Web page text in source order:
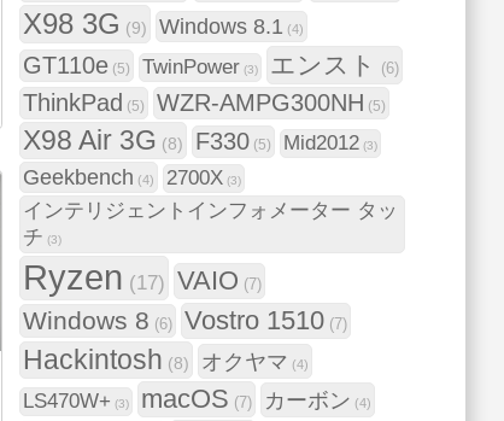
X98 3G (9) Windows 8.1 (4)
GT110e (5) TwinPower (3) エンスト (6)
ThinkPad (5) WZR-AMPG300NH (5)
X98 Air 3G (8) F330 (5) Mid2012 (3)
Geekbench (4) 2700X (3)
インテリジェントインフォメーター タッ
チ (3)
Ryzen (17) VAIO (7)
Windows 8 (6) Vostro 1510 (7)
Hackintosh (8) オクヤマ (4)
LS470W+ (3) macOS (7) カーボン (4)